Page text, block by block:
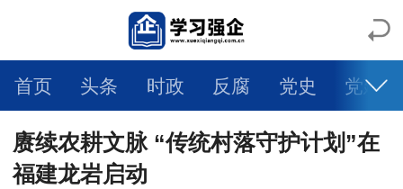
首页 头条 时政 反腐 党史 党建
人物 科学 社会 法治 文旅 体育
赓续农耕文脉 “传统村落守护计划”在
福建龙岩启动